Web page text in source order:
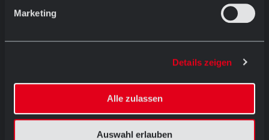
Marketing
Details zeigen
Alle zulassen
Auswahl erlauben
HOME
REFERENZEN
AUSSTELLUNG